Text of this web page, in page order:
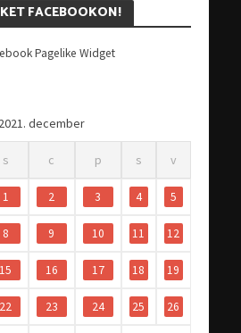
FACEBOOKON!
2021. december
s c p s v
1 2 3 4 5
8 9 10 11 12
15 16 17 18 19
22 23 24 25 26